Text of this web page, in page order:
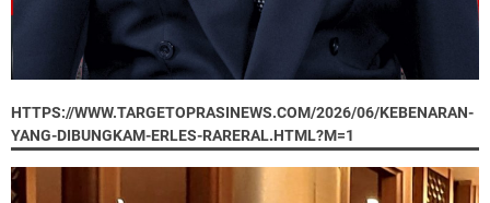
HTTPS://WWW.TARGETOPRASINEWS.COM/2026/06/KEBENARAN-
YANG-DIBUNGKAM-ERLES-RARERAL.HTML?M=1